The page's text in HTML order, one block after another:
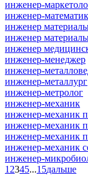
инженер-
инженер-математик
инженер
инженер
инженер
инженер-менеджер
инженер-
инженер-металлург
инженер-метролог
инженер-механик
инженер-механик
инженер-механик
инженер-механик
инженер-механик
инженер-
1 2345...15дальше